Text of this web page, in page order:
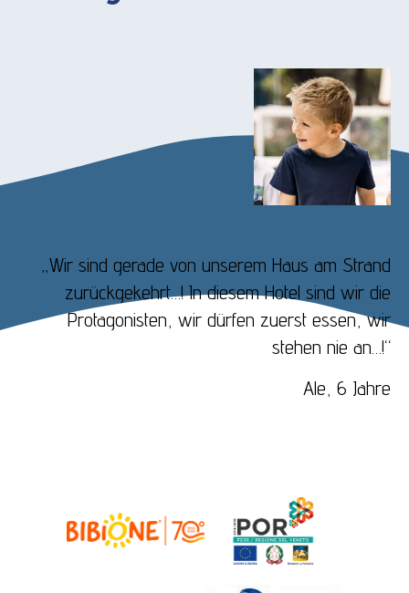
„Wir sind gerade von unserem Haus am Strand
zurückgekehrt…! In diesem Hotel sind wir die
Protagonisten, wir dürfen zuerst essen, wir
stehen nie an…!“
Ale, 6 Jahre